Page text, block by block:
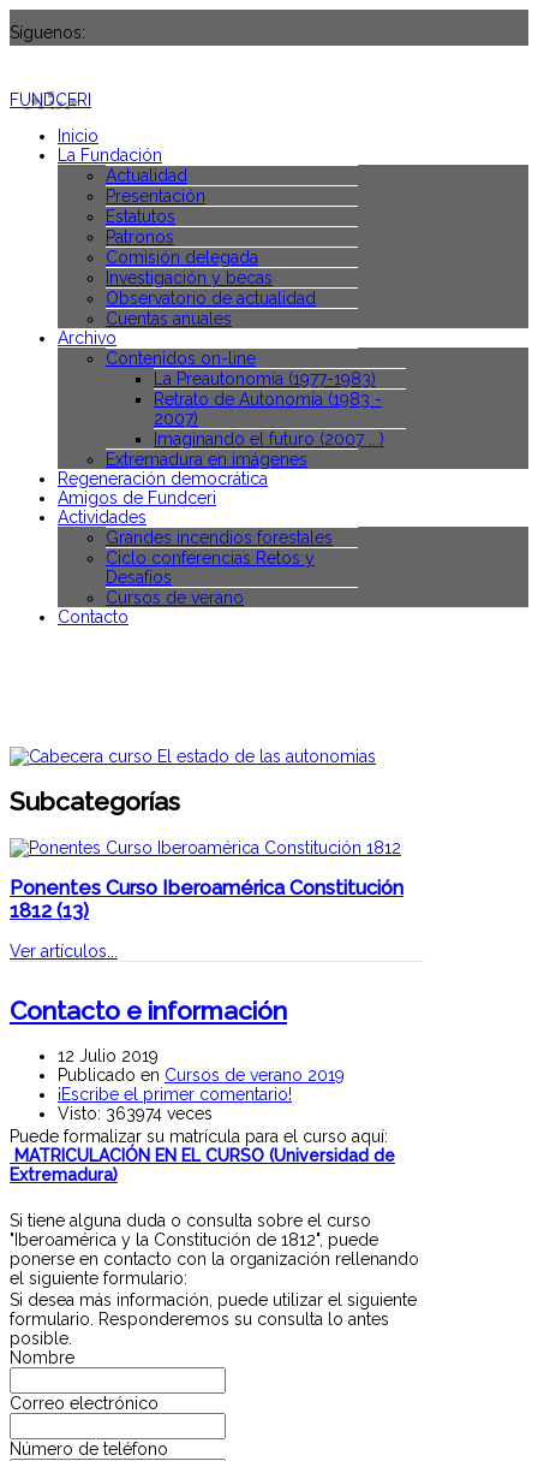
Síguenos:
FUNDCERI
Inicio
La Fundación
Actualidad
Presentación
Estatutos
Patronos
Comisión delegada
Investigación y becas
Observatorio de actualidad
Cuentas anuales
Archivo
Contenidos on-line
La Preautonomía (1977-1983)
Retrato de Autonomía (1983 -
2007)
Imaginando el futuro (2007 ...)
Extremadura en imágenes
Regeneración democrática
Amigos de Fundceri
Actividades
Grandes incendios forestales
Ciclo conferencias Retos y
Desafíos
Cursos de verano
Contacto
Subcategorías
Ponentes Curso Iberoamérica Constitución
1812 (13)
Ver artículos...
Contacto e información
12 Julio 2019
Publicado en Cursos de verano 2019
¡Escribe el primer comentario!
Visto: 363974 veces
Puede formalizar su matrícula para el curso aquí:
MATRICULACIÓN EN EL CURSO (Universidad de
Extremadura)
Si tiene alguna duda o consulta sobre el curso
"Iberoamérica y la Constitución de 1812", puede
ponerse en contacto con la organización rellenando
el siguiente formulario:
Si desea más información, puede utilizar el siguiente
formulario. Responderemos su consulta lo antes
posible.
Nombre
Correo electrónico
Número de teléfono